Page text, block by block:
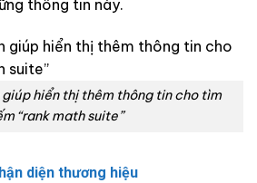
thông tin này.
hiển thị thêm thông tin cho tìm
“rank math suite”
diện thương hiệu